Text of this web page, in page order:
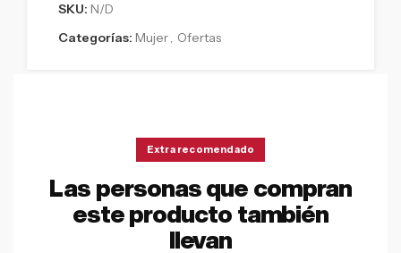
SKU: N/D
Categorías: Mujer, Ofertas
Extra recomendado
Las personas que compran
este producto también
llevan